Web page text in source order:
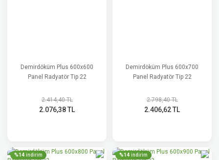
Demirdöküm Plus 600x600
Panel Radyatör Tip 22
2.414,40 TL
2.076,38 TL
Demirdöküm Plus 600x700
Panel Radyatör Tip 22
2.798,40 TL
2.406,62 TL
%14 indirim %14 indirim